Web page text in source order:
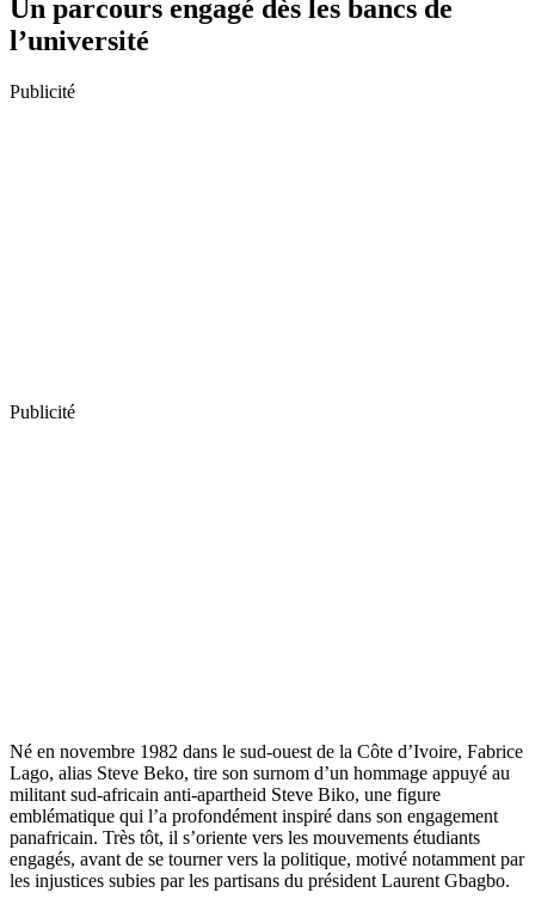
Un parcours engagé dès les bancs de
l’université
Publicité
Publicité
Né en novembre 1982 dans le sud-ouest de la Côte d’Ivoire, Fabrice
Lago, alias Steve Beko, tire son surnom d’un hommage appuyé au
militant sud-africain anti-apartheid Steve Biko, une figure
emblématique qui l’a profondément inspiré dans son engagement
panafricain. Très tôt, il s’oriente vers les mouvements étudiants
engagés, avant de se tourner vers la politique, motivé notamment par
les injustices subies par les partisans du président Laurent Gbagbo.